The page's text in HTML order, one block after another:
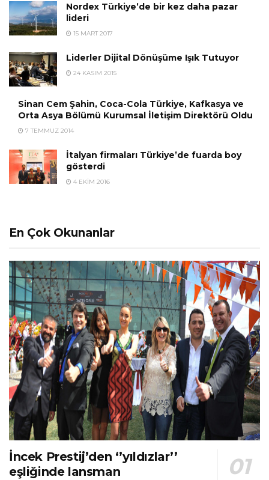
Nordex Türkiye’de bir kez daha pazar
lideri
15 MART 2017
Liderler Dijital Dönüşüme Işık Tutuyor
24 KASIM 2015
Sinan Cem Şahin, Coca-Cola Türkiye, Kafkasya ve
Orta Asya Bölümü Kurumsal İletişim Direktörü Oldu
7 TEMMUZ 2014
İtalyan firmaları Türkiye’de fuarda boy
gösterdi
4 EKIM 2016
En Çok Okunanlar
İncek Prestij’den ‘’yıldızlar’’
eşliğinde lansman